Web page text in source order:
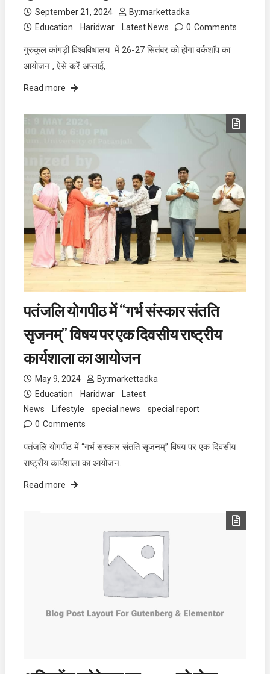
September 21, 2024 By:markettadka
Education
Haridwar Latest News 0 Comments
गुरुकुल कांगड़ी विश्वविधालय में 26-27 सितंबर को होगा वर्कशॉप का
आयोजन , ऐसे करें अप्लाई,…
Read more
पतंजलि योगपीठ में “गर्भ संस्कार संतति
सृजनम्” विषय पर एक दिवसीय राष्ट्रीय
कार्यशाला का आयोजन
May 9, 2024 By:markettadka
Education
Haridwar
Latest
News
Lifestyle special news
special report
0 Comments
पतंजलि योगपीठ में “गर्भ संस्कार संतति सृजनम्” विषय पर एक दिवसीय
राष्ट्रीय कार्यशाला का आयोजन…
Read more